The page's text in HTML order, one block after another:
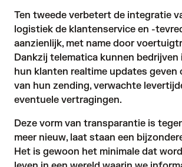
Ten tweede verbetert de integratie
logistiek de klantenservice en -
aanzienlijk, met name door
Dankzij telematica kunnen
hun klanten realtime updates geven
van hun zending, verwachte
eventuele vertragingen.
Deze vorm van transparantie is
meer nieuw, laat staan een
Het is gewoon het minimale dat